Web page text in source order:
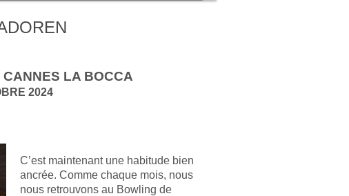
LA BOCCA
2024
C’est maintenant une habitude bien
ancrée. Comme chaque mois, nous
nous retrouvons au Bowling de